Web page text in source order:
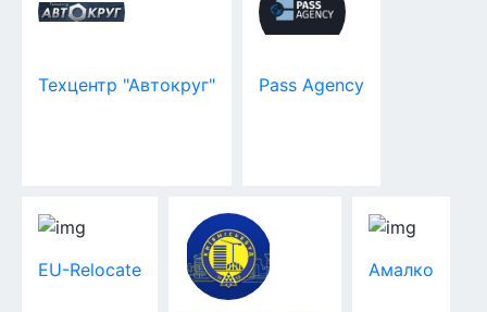
Техцентр "Автокруг" Pass Agency
EU-Relocate Амалко